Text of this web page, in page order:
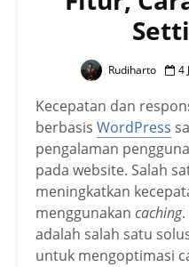
Rudiharto 4
Kecepatan dan
berbasis WordPress
pengalaman
pada website. Salah
meningkatkan
menggunakan caching
adalah salah satu
untuk mengoptimasi